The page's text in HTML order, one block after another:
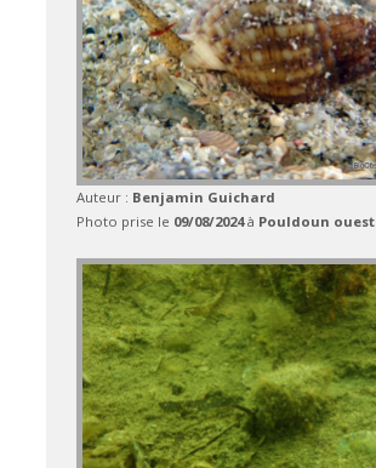
Auteur : Benjamin Guichard
Photo prise le 09/08/2024à Pouldoun ouest